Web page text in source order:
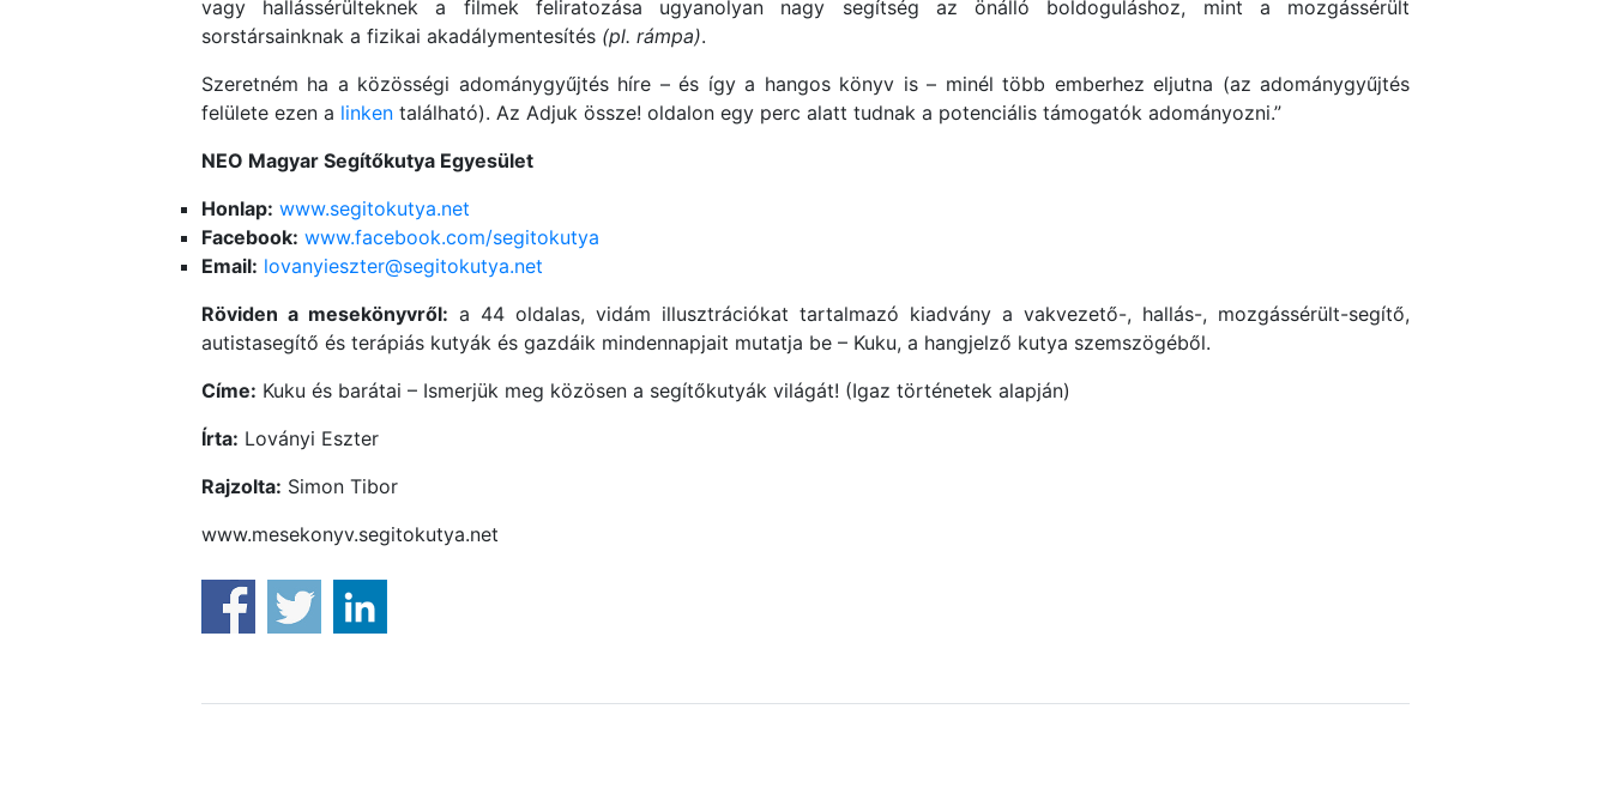
vagy hallássérülteknek a filmek feliratozása ugyanolyan nagy segítség az önálló boldoguláshoz, mint a mozgássérült
sorstársainknak a fizikai akadálymentesítés (pl. rámpa).
Szeretném ha a közösségi adománygyűjtés híre – és így a hangos könyv is – minél több emberhez eljutna (az adománygyűjtés
felülete ezen a linken található). Az Adjuk össze! oldalon egy perc alatt tudnak a potenciális támogatók adományozni.”
NEO Magyar Segítőkutya Egyesület
Honlap: www.segitokutya.net
Facebook: www.facebook.com/segitokutya
Email: lovanyieszter@segitokutya.net
Röviden a mesekönyvről: a 44 oldalas, vidám illusztrációkat tartalmazó kiadvány a vakvezető-, hallás-, mozgássérült-segítő,
autistasegítő és terápiás kutyák és gazdáik mindennapjait mutatja be – Kuku, a hangjelző kutya szemszögéből.
Címe: Kuku és barátai – Ismerjük meg közösen a segítőkutyák világát! (Igaz történetek alapján)
Írta: Loványi Eszter
Rajzolta: Simon Tibor
www.mesekonyv.segitokutya.net